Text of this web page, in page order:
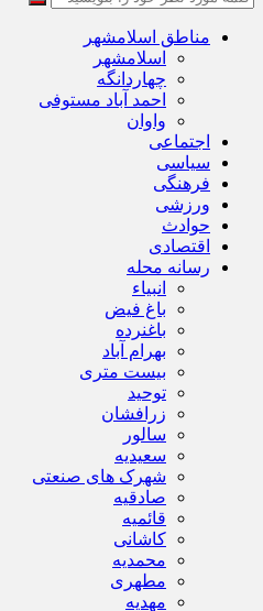
مناطق اسلامشهر
اسلامشهر
چهاردانگه
احمد آباد مستوفی
واوان
اجتماعی
سیاسی
فرهنگی
ورزشی
حوادث
اقتصادی
رسانه محله
انبیاء
باغ فیض
باغنرده
بهرام آباد
بیست متری
توحید
زرافشان
سالور
سعیدیه
شهرک های صنعتی
صادقیه
قائمیه
کاشانی
محمدیه
مطهری
مهدیه